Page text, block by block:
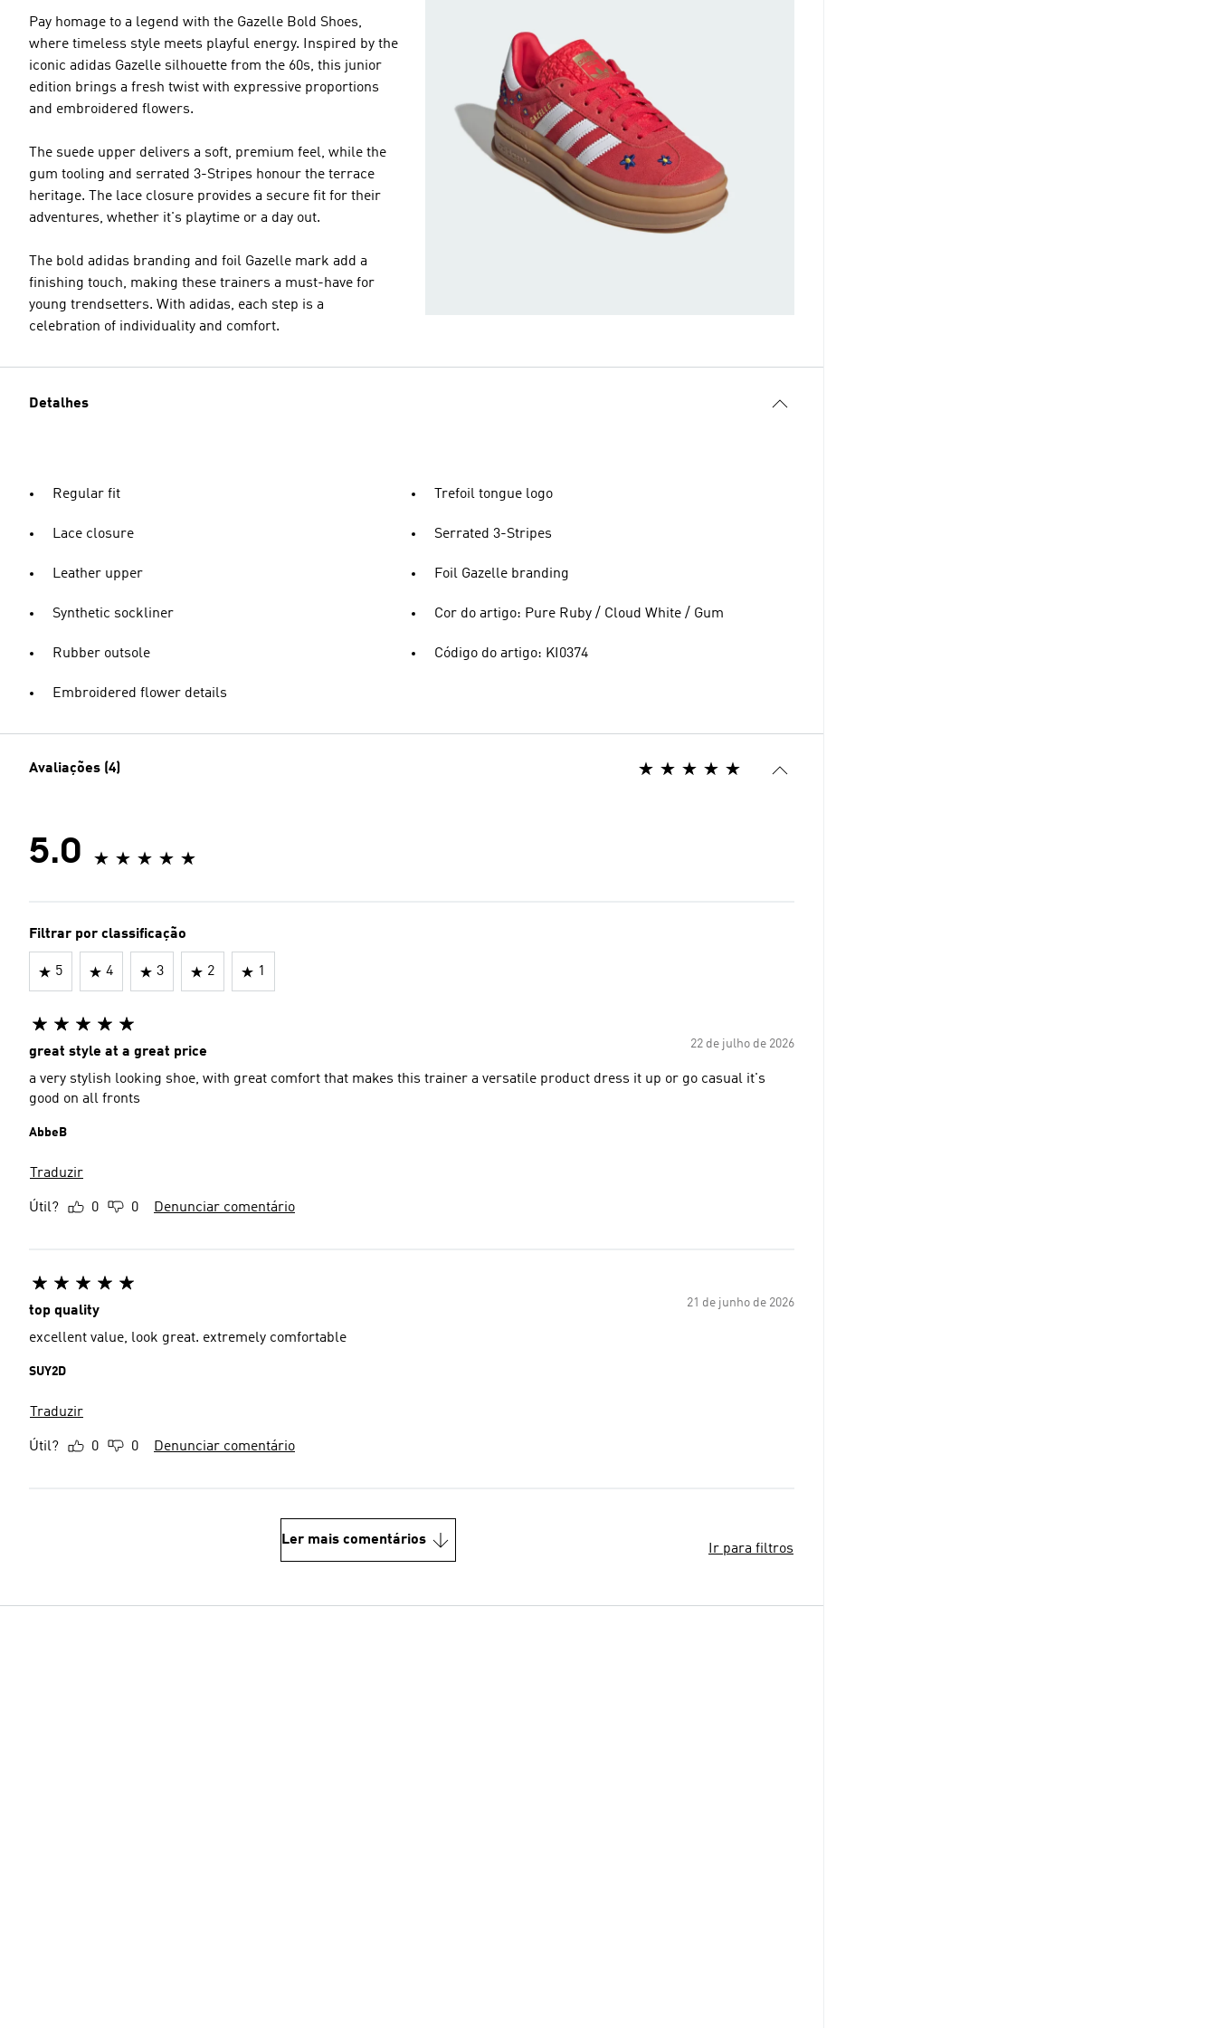
Pay homage to a legend with the Gazelle Bold Shoes,
where timeless style meets playful energy. Inspired by the
iconic adidas Gazelle silhouette from the 60s, this junior
edition brings a fresh twist with expressive proportions
and embroidered flowers.
The suede upper delivers a soft, premium feel, while the
gum tooling and serrated 3-Stripes honour the terrace
heritage. The lace closure provides a secure fit for their
adventures, whether it's playtime or a day out.
The bold adidas branding and foil Gazelle mark add a
finishing touch, making these trainers a must-have for
young trendsetters. With adidas, each step is a
celebration of individuality and comfort.
Detalhes
Regular fit
Lace closure
Leather upper
Synthetic sockliner
Rubber outsole
Embroidered flower details
Trefoil tongue logo
Serrated 3-Stripes
Foil Gazelle branding
Cor do artigo: Pure Ruby / Cloud White / Gum
Código do artigo: KI0374
Avaliações (4)
5.0
Filtrar por classificação
5 4 3 2 1
22 de julho de 2026
great style at a great price
a very stylish looking shoe, with great comfort that makes this trainer a versatile product dress it up or go casual it's
good on all fronts
AbbeB
Traduzir
Útil? 0 0 Denunciar comentário
21 de junho de 2026
top quality
excellent value, look great. extremely comfortable
SUY2D
Traduzir
Útil? 0 0 Denunciar comentário
Ler mais comentários
Ir para filtros